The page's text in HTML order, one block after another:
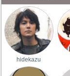
hidekazu